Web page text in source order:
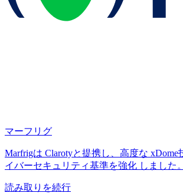
マーフリグ
Marfrigは Clarotyと提携し、高度な xDome
イバーセキュリティ基準を強化 しました。
読み取りを続行